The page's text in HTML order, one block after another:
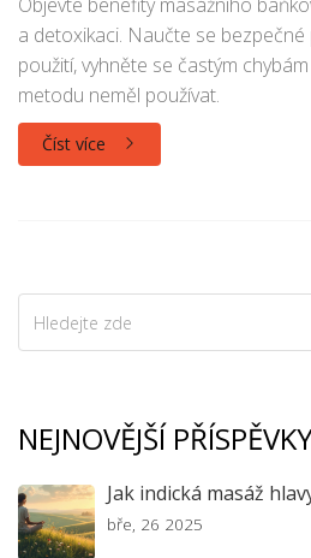
a detoxikaci. Naučte se
použití, vyhněte se častým
metodu neměl používat.
Číst více
NEJNOVĚJŠÍ
Jak indická masáž
bře, 26 2025